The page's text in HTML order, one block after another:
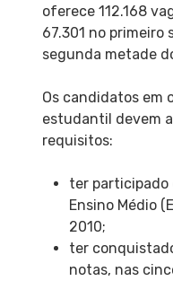
oferece 112.168
67.301 no primeiro
segunda metade
Os candidatos em
estudantil devem
requisitos:
ter participado
Ensino Médio
2010;
ter
notas, nas